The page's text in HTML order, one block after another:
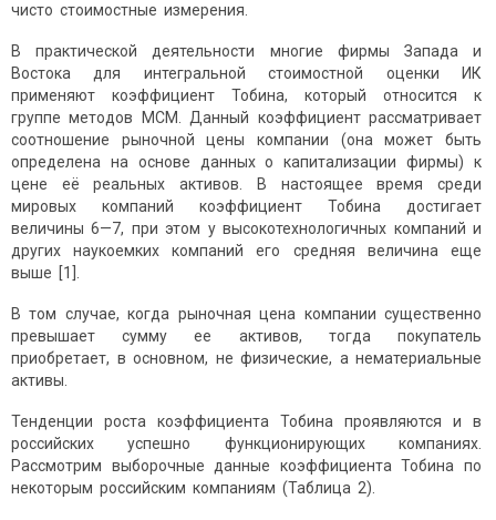
чисто стоимостные измерения.
В практической деятельности многие фирмы Запада и
Востока для интегральной стоимостной оценки ИК
применяют коэффициент Тобина, который относится к
группе методов MCM. Данный коэффициент рассматривает
соотношение рыночной цены компании (она может быть
определена на основе данных о капитализации фирмы) к
цене её реальных активов. В настоящее время среди
мировых компаний коэффициент Тобина достигает
величины 6—7, при этом у высокотехнологичных компаний и
других наукоемких компаний его средняя величина еще
выше [1].
В том случае, когда рыночная цена компании существенно
превышает сумму ее активов, тогда покупатель
приобретает, в основном, не физические, а нематериальные
активы.
Тенденции роста коэффициента Тобина проявляются и в
российских успешно функционирующих компаниях.
Рассмотрим выборочные данные коэффициента Тобина по
некоторым российским компаниям (Таблица 2).